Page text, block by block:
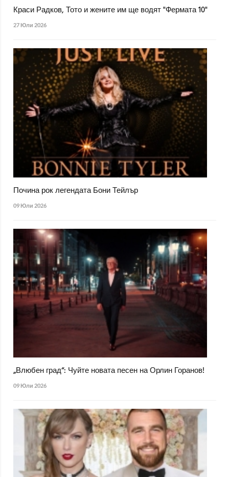
Краси Радков, Тото и жените им ще водят "Фермата 10"
27 Юли 2026
Почина рок легендата Бони Тейлър
09 Юли 2026
„Влюбен град“: Чуйте новата песен на Орлин Горанов!
09 Юли 2026